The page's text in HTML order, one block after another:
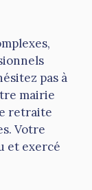
pas à
mairie
retraite
Votre
et exercé